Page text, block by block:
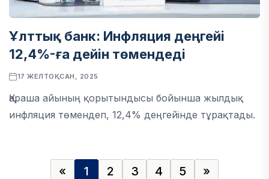
​Ұлттық банк: Инфляция деңгейі
12,4%-ға дейін төмендеді
17 ЖЕЛТОҚСАН, 2025
Қараша айының қорытындысы бойынша жылдық
инфляция төмендеп, 12,4% деңгейінде тұрақтады.
« 1 2 3 4 5 »